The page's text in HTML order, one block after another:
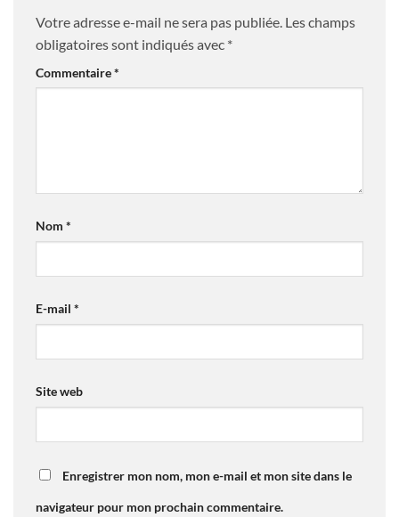
Votre adresse e-mail ne sera pas publiée. Les champs
obligatoires sont indiqués avec *
Commentaire*
Nom *
E-mail *
Site web
Enregistrer mon nom, mon e-mail et mon site dans le
navigateur pour mon prochain commentaire.